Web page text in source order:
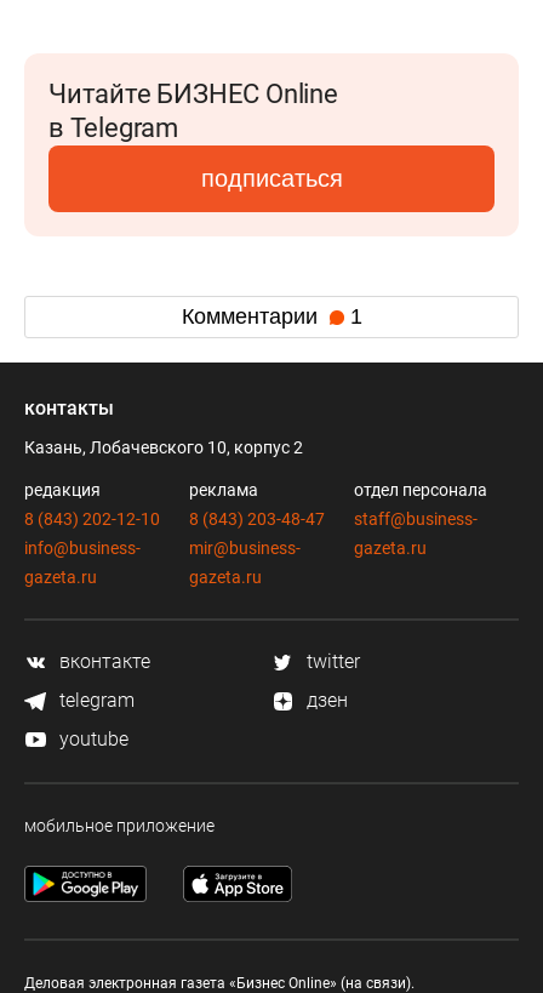
Читайте БИЗНЕС Online
в Telegram
подписаться
Комментарии 1
контакты
Казань, Лобачевского 10, корпус 2
редакция
8 (843) 202-12-10
info@business-
gazeta.ru
реклама
8 (843) 203-48-47
mir@business-
gazeta.ru
отдел персонала
staff@business-
gazeta.ru
вконтакте
twitter
telegram
дзен
youtube
мобильное приложение
Деловая электронная газета «Бизнес Online» (на связи).